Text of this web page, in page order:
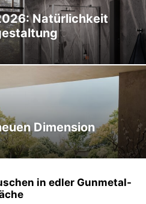
Natürlichkeit
Dimension
in edler Gunmetal-